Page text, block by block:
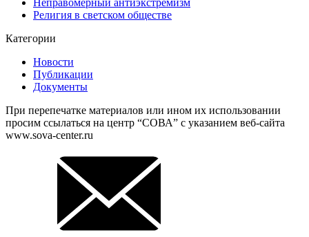
Неправомерный антиэкстремизм
Религия в светском обществе
Категории
Новости
Публикации
Документы
При перепечатке материалов или ином их использовании
просим ссылаться на центр “СОВА” с указанием веб-сайта
www.sova-center.ru